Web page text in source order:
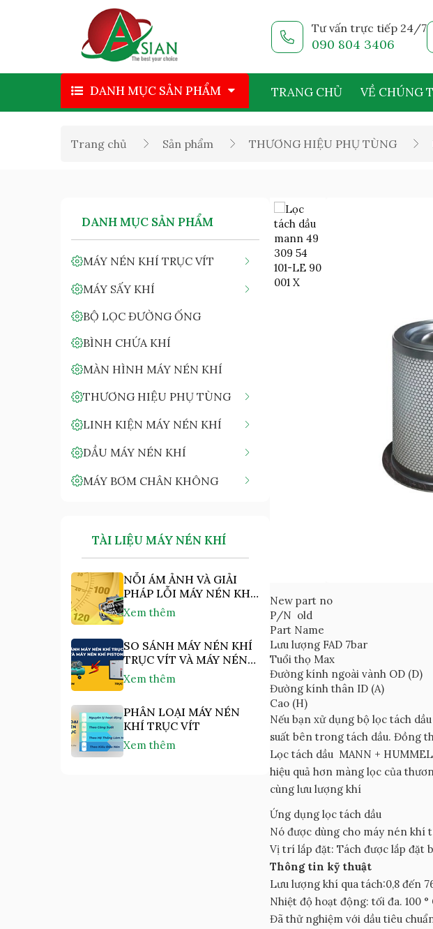
Tư vấn trực tiếp 24/7
090 804 3406
DANH MỤC SẢN PHẨM TRANG CHỦ VỀ CHÚNG
Trang chủ Sản phẩm THƯƠNG HIỆU PHỤ TÙNG
DANH MỤC SẢN PHẨM
MÁY NÉN KHÍ TRỤC VÍT
MÁY SẤY KHÍ
BỘ LỌC ĐƯỜNG ỐNG
BÌNH CHỨA KHÍ
MÀN HÌNH MÁY NÉN KHÍ
THƯƠNG HIỆU PHỤ TÙNG
LINH KIỆN MÁY NÉN KHÍ
DẦU MÁY NÉN KHÍ
MÁY BƠM CHÂN KHÔNG
TÀI LIỆU MÁY NÉN KHÍ
NỖI ÁM ẢNH VÀ GIẢI
PHÁP LỖI MÁY NÉN KHÍ
"NHIỆT ĐỘ CAO"
Xem thêm
SO SÁNH MÁY NÉN KHÍ
TRỤC VÍT VÀ MÁY NÉN
KHÍ PISTON
Xem thêm
PHÂN LOẠI MÁY NÉN
KHÍ TRỤC VÍT
Xem thêm
New part no
P/N old
Part Name
Lưu lượng FAD 7bar
Tuổi thọ Max
Đường kính ngoài vành OD (D)
Đường kính thân ID (A)
Cao (H)
Nếu bạn xử dụng bộ lọc tách
suất bên trong tách dầu. Đồng
Lọc tách dầu MANN +
hiệu quả hơn màng lọc của
cùng lưu lượng khí
Ứng dụng lọc tách dầu
Nó được dùng cho máy nén khí
Vị trí lắp đặt: Tách được lắp đặt
Thông tin kỹ thuật
Lưu lượng khí qua tách:0,8 đến
Nhiệt độ hoạt động: tối đa. 100 °
Đã thử nghiệm với dầu tiêu